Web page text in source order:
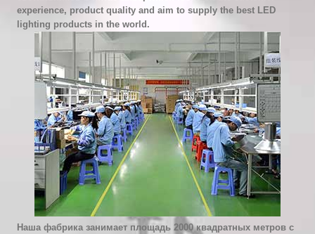
experience, product quality and aim to supply the best LED
lighting products in the world.
Наша фабрика занимает площадь 2000 квадратных метров с